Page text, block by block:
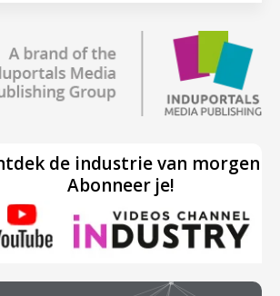
de industrie van morgen
Abonneer je!